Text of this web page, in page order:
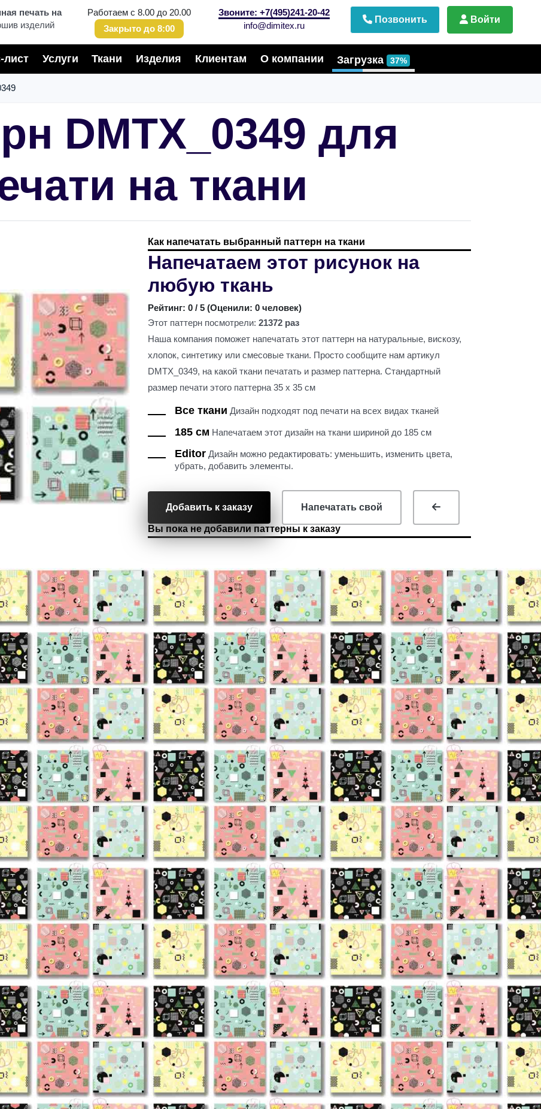
печать на
изделий
Работаем с 8.00 до 20.00
Закрыто до 8:00
Звоните: +7(495)241-20-42
info@dimitex.ru
Позвонить Войти
лист Услуги Ткани Изделия Клиентам О компании Загрузка 37%
DMTX_0349 для
на ткани
Как напечатать выбранный паттерн на ткани
Напечатаем этот рисунок на
любую ткань
Рейтинг: 0 / 5 (Оценили: 0 человек)
Этот паттерн посмотрели: 21372 раз
Наша компания поможет напечатать этот паттерн на натуральные, вискозу,
хлопок, синтетику или смесовые ткани. Просто сообщите нам артикул
DMTX_0349, на какой ткани печатать и размер паттерна. Стандартный
размер печати этого паттерна 35 х 35 см
Все ткани Дизайн подходят под печати на всех видах тканей
185 см Напечатаем этот дизайн на ткани шириной до 185 см
Editor Дизайн можно редактировать: уменьшить, изменить цвета,
убрать, добавить элементы.
Добавить к заказу Напечатать свой
Вы пока не добавили паттерны к заказу